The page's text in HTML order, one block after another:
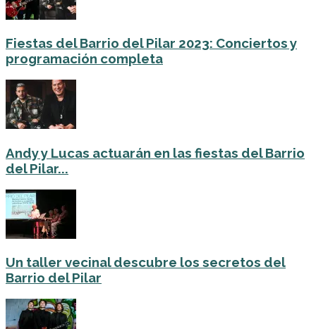
Fiestas del Barrio del Pilar 2023: Conciertos y
programación completa
Andy y Lucas actuarán en las fiestas del Barrio
del Pilar...
Un taller vecinal descubre los secretos del
Barrio del Pilar